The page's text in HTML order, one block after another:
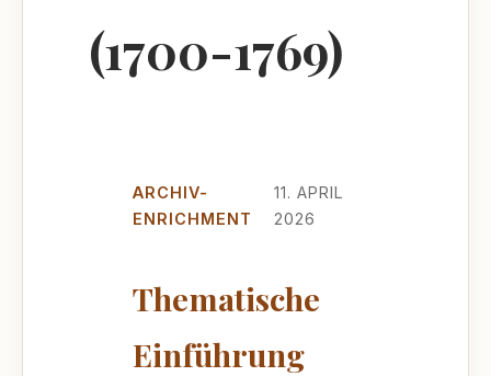
(1700-1769)
ARCHIV-
ENRICHMENT
11. APRIL
2026
Thematische
Einführung